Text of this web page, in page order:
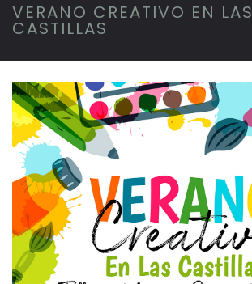
VERANO CREATIVO EN LAS
CASTILLAS